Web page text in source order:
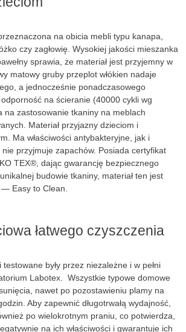
na obicia mebli typu kanapa,
czy zagłowię. Wysokiej jakości mieszanka
sprawia, że materiał jest przyjemny w
matowy gruby przeplot włókien nadaje
a jednocześnie ponadczasowego
na ścieranie (40000 cykli wg
na zastosowanie tkaniny na meblach
Materiał przyjazny dzieciom i
Ma właściwości antybakteryjne, jak i
przyjmuje zapachów. Posiada certyfikat
TEX®, dając gwarancję bezpiecznego
budowie tkaniny, materiał ten jest
— Easy to Clean.
łatwego czyszczenia
były przez niezależne i w pełni
Labotex. Wszystkie typowe domowe
nawet po pozostawieniu plamy na
Aby zapewnić długotrwałą wydajność,
po wielokrotnym praniu, co potwierdza,
na ich właściwości i gwarantuje ich